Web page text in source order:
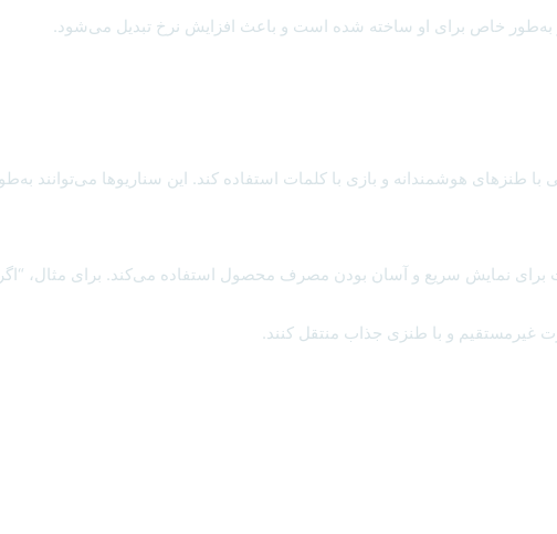
خاص برای او ساخته شده است و باعث افزایش نرخ تبدیل می‌شود.
طنزهای هوشمندانه و بازی با کلمات استفاده کند. این سناریوها می‌توانند
برای نمایش سریع و آسان بودن مصرف محصول استفاده می‌کند. برای مثال،
غیرمستقیم و با طنزی جذاب منتقل کنند.